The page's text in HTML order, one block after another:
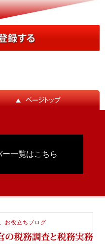
一覧はこちら
お役立ちブログ